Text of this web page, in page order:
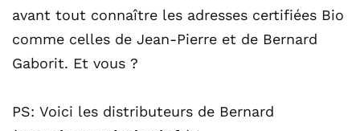
avant tout connaître les adresses certifiées Bio
comme celles de Jean-Pierre et de Bernard
Gaborit. Et vous ?
PS: Voici les distributeurs de Bernard